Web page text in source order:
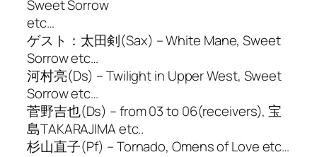
Sweet Sorrow
etc…
ゲスト：太田剣(Sax) – White Mane, Sweet
Sorrow etc…
河村亮(Ds) – Twilight in Upper West, Sweet
Sorrow etc…
菅野吉也(Ds) – from 03 to 06(receivers), 宝
島TAKARAJIMA etc..
杉山直子(Pf) – Tornado, Omens of Love etc…